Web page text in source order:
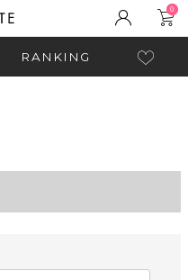
0
RANKING